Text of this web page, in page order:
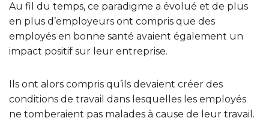
Au fil du temps, ce paradigme a évolué et de plus
en plus d’employeurs ont compris que des
employés en bonne santé avaient également un
impact positif sur leur entreprise.
Ils ont alors compris qu’ils devaient créer des
conditions de travail dans lesquelles les employés
ne tomberaient pas malades à cause de leur travail.